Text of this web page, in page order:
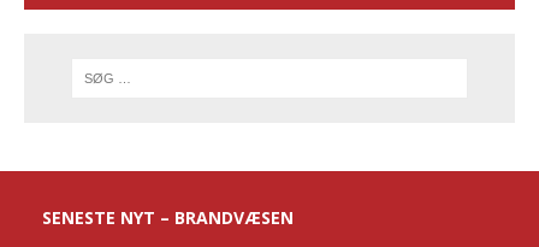
SENESTE NYT – BRANDVÆSEN